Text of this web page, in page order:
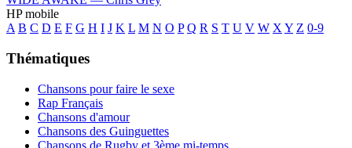
HP mobile
A B C D E F G H I J K L M N O P Q R S T U V W XY Z 0-9
Thématiques
Chansons pour faire le sexe
Rap Français
Chansons d'amour
Chansons des Guinguettes
Chansons de Rugby et 3ème mi-temps